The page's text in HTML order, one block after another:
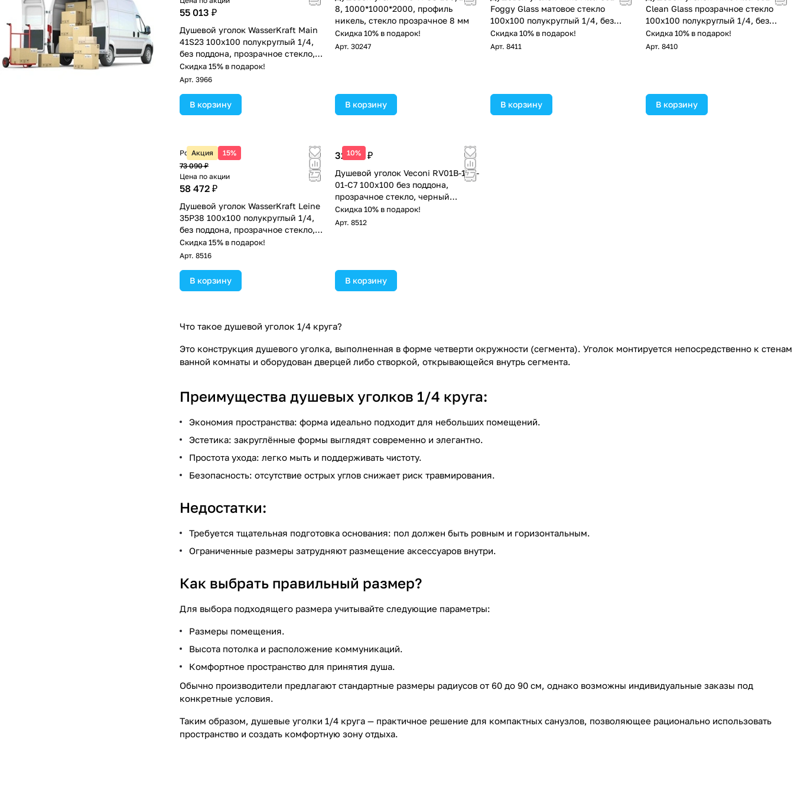
55 013 ₽
Душевой уголок WasserKraft Main
41S23 100х100 полукруглый 1/4,
без поддона, прозрачное стекло,
хром
Скидка 15% в подарок!
Арт. 3966
В корзину
8, 1000*1000*2000, профиль
никель, стекло прозрачное 8 мм
Скидка 10% в подарок!
Арт. 30247
В корзину
Foggy Glass матовое стекло
100х100 полукруглый 1/4, без
поддона, хром
Скидка 10% в подарок!
Арт. 8411
В корзину
Clean Glass прозрачное стекло
100х100 полукруглый 1/4, без
поддона, хром
Скидка 10% в подарок!
Арт. 8410
В корзину
Акция 15%
Розничная цена
73 090 ₽
Цена по акции
58 472 ₽
Душевой уголок WasserKraft Leine
35P38 100х100 полукруглый 1/4,
без поддона, прозрачное стекло,
хром
Скидка 15% в подарок!
Арт. 8516
В корзину
10%
32 735 ₽
Душевой уголок Veconi RV01B-100-
01-C7 100х100 без поддона,
прозрачное стекло, черный
матовый
Скидка 10% в подарок!
Арт. 8512
В корзину
Что такое душевой уголок 1/4 круга?
Это конструкция душевого уголка, выполненная в форме четверти окружности (сегмента). Уголок монтируется непосредственно к стенам
ванной комнаты и оборудован дверцей либо створкой, открывающейся внутрь сегмента.
Преимущества душевых уголков 1/4 круга:
Экономия пространства: форма идеально подходит для небольших помещений.
Эстетика: закруглённые формы выглядят современно и элегантно.
Простота ухода: легко мыть и поддерживать чистоту.
Безопасность: отсутствие острых углов снижает риск травмирования.
Недостатки:
Требуется тщательная подготовка основания: пол должен быть ровным и горизонтальным.
Ограниченные размеры затрудняют размещение аксессуаров внутри.
Как выбрать правильный размер?
Для выбора подходящего размера учитывайте следующие параметры:
Размеры помещения.
Высота потолка и расположение коммуникаций.
Комфортное пространство для принятия душа.
Обычно производители предлагают стандартные размеры радиусов от 60 до 90 см, однако возможны индивидуальные заказы под
конкретные условия.
Таким образом, душевые уголки 1/4 круга — практичное решение для компактных санузлов, позволяющее рационально использовать
пространство и создать комфортную зону отдыха.